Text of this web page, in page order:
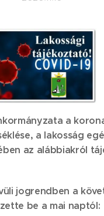
a
a lakosság
az alábbiakról
jogrendben a
be a mai naptól: